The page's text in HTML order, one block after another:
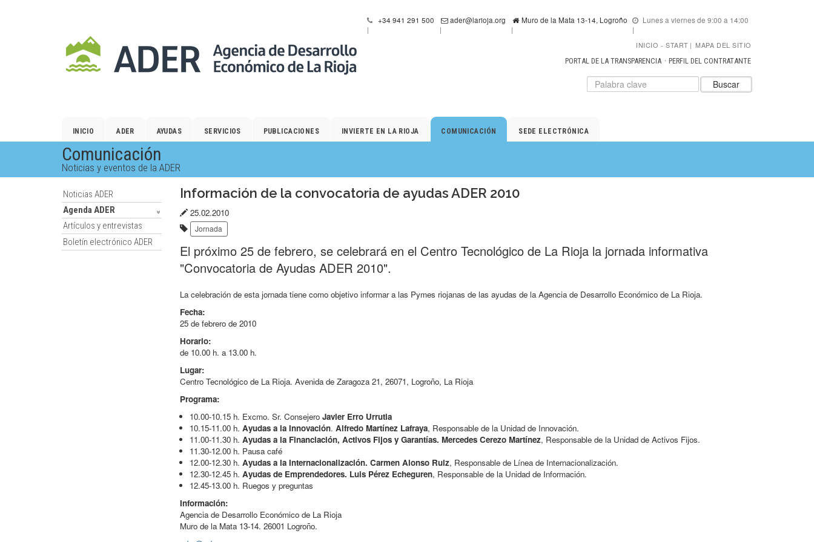
contenido
principal.
+34 941 291 500 ader@larioja.org Muro de la Mata 13-14, Logroño Lunes a viernes de 9:00 a 14:00
INICIO START | MAPA DEL SITIO
PORTAL DE LA TRANSPARENCIA
PERFIL DEL CONTRATANTE
Datos
para
de
Introduzca
el
buscar
Buscar
INICIO ADER AYUDAS SERVICIOS PUBLICACIONES INVIERTE EN LA RIOJA COMUNICACIÓN SEDE ELECTRÓNICA
Comunicación
Noticias y eventos de la ADER
Noticias ADER
Agenda ADER
Artículos y entrevistas
Boletín electrónico ADER
Información de la convocatoria de ayudas ADER 2010
Fecha
de
25.02.2010
Etiquetas:
Jornada
El próximo 25 de febrero, se celebrará en el Centro Tecnológico de La Rioja la jornada informativa
"Convocatoria de Ayudas ADER 2010".
La celebración de esta jornada tiene como objetivo informar a las Pymes riojanas de las ayudas de la Agencia de Desarrollo Económico de La Rioja.
Fecha:
25 de febrero de 2010
Horario:
de 10.00 h. a 13.00 h.
Lugar:
Centro Tecnológico de La Rioja. Avenida de Zaragoza 21, 26071, Logroño, La Rioja
Programa:
10.00-10.15 h. Excmo. Sr. ConsejeroJavier Erro Urrutia
10.15-11.00 h.Ayudas a la Innovación.Alfredo Martínez Lafraya, Responsable de la Unidad de Innovación.
11.00-11.30 h.Ayudas a la Financiación, Activos Fijos y Garantías. Mercedes Cerezo Martínez, Responsable de la Unidad de Activos Fijos.
11.30-12.00 h. Pausa café
12.00-12.30 h.Ayudas a la Internacionalización. Carmen Alonso Ruiz, Responsable de Línea de Internacionalización.
12.30-12.45 h.Ayudas de Emprendedores. Luis Pérez Echeguren, Responsable de la Unidad de Información.
12.45-13.00 h. Ruegos y preguntas
Información:
Agencia de Desarrollo Económico de La Rioja
Muro de la Mata 13-14. 26001 Logroño.